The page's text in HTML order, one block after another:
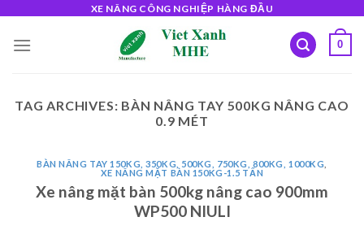
content
XE NÂNG CÔNG NGHIỆP HÀNG ĐẦU
0
TAG ARCHIVES: BÀN NÂNG TAY 500KG NÂNG CAO
0.9 MÉT
BÀN NÂNG TAY 150KG, 350KG, 500KG, 750KG, 800KG, 1000KG
XE NÂNG MẶT BÀN 150KG-1.5 TẤN
Xe nâng mặt bàn 500kg nâng cao 900mm
WP500 NIULI